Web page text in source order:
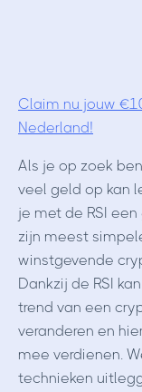
Claim nu jouw
Nederland!
Als je op zoek
veel geld op kan
je met de RSI
zijn meest
winstgevende
Dankzij de RSI
trend van een
veranderen en
mee verdienen.
technieken